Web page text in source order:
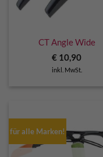
CT Angle Wide
€ 10,90
inkl. MwSt.
für alle Marken!